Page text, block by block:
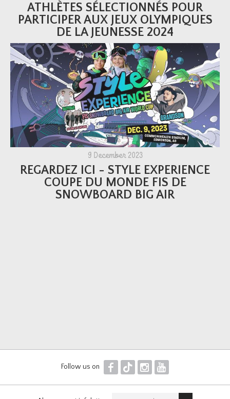
ATHLÈTES SÉLECTIONNÉS POUR
PARTICIPER AUX JEUX OLYMPIQUES
DE LA JEUNESSE 2024
9 December 2023
REGARDEZ ICI - STYLE EXPERIENCE
COUPE DU MONDE FIS DE
SNOWBOARD BIG AIR
Follow us on F T I Y